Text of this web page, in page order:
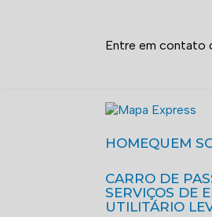
Entre em contato
HOME
QUEM
CARRO DE
SERVIÇOS
UTILITÁRIO